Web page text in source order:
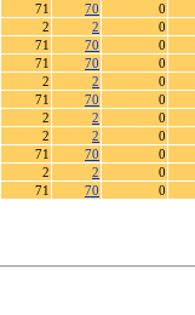
71 70 0
2 2 0
71 70 0
71 70 0
2 2 0
71 70 0
2 2 0
2 2 0
71 70 0
2 2 0
71 70 0